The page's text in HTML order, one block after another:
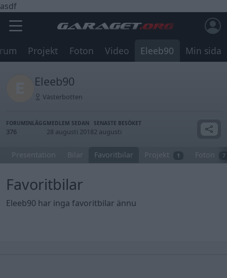
asdf
Projekt Foton Video Eleeb90 Min sida
Eleeb90
Västerbotten
FORUMINLÄGG
376
MEDLEM SEDAN
28 augusti 2018
SENASTE BESÖKET
2 augusti
Presentation Bilar Favoritbilar Projekt 1 Foton 7
Favoritbilar
Eleeb90 har inga favoritbilar ännu